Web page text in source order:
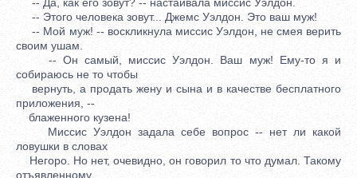
-- Этого человека зовут... Джемс Уэлдон. Это ваш муж!
-- Мой муж! -- воскликнула миссис Уэлдон, не смея верить
своим ушам.
-- Он самый, миссис Уэлдон. Ваш муж! Ему-то я и
собираюсь не то чтобы
вернуть, а продать жену и сына и в качестве бесплатного
приложения, --
блаженного кузена!
Миссис Уэлдон задала себе вопрос -- нет ли какой
ловушки в словах
Негоро. Но нет, очевидно, он говорил то что думал. Такому
отъявленному